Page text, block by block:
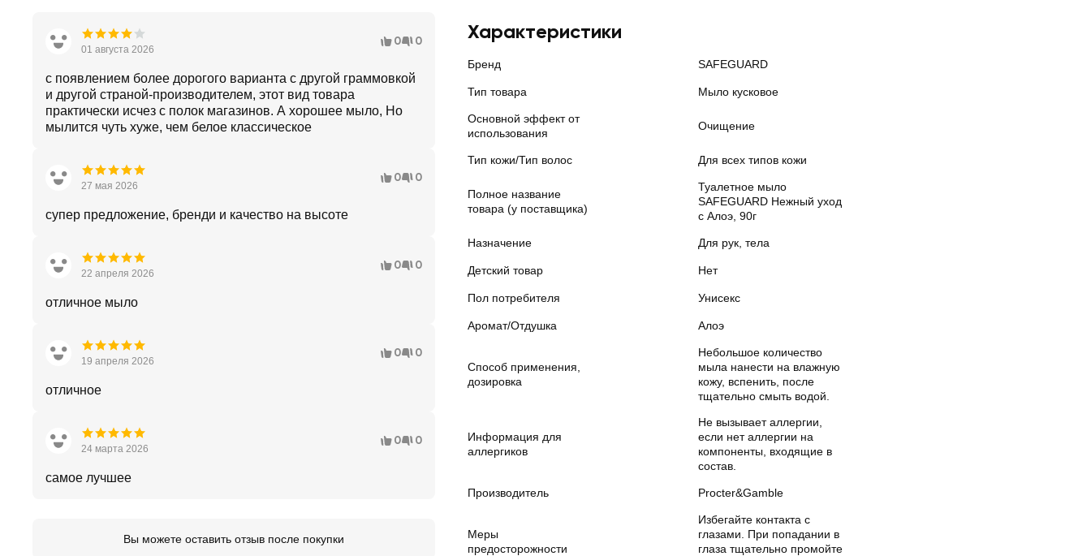
Характеристики
Бренд SAFEGUARD
Тип товара Мыло кусковое
Основной эффект от
использования
Очищение
Тип кожи/Тип волос Для всех типов кожи
Полное название
товара (у поставщика)
Туалетное мыло
SAFEGUARD Нежный уход
с Алоэ, 90г
Назначение Для рук, тела
Детский товар Нет
Пол потребителя Унисекс
Аромат/Отдушка Алоэ
Способ применения,
дозировка
Небольшое количество
мыла нанести на влажную
кожу, вспенить, после
тщательно смыть водой.
Информация для
аллергиков
Не вызывает аллергии,
если нет аллергии на
компоненты, входящие в
состав.
Производитель Procter&Gamble
Меры
предосторожности
Избегайте контакта с
глазами. При попадании в
глаза тщательно промойте
01 августа 2026
0 0
с появлением более дорогого варианта с другой граммовкой
и другой страной-производителем, этот вид товара
практически исчез с полок магазинов. А хорошее мыло, Но
мылится чуть хуже, чем белое классическое
27 мая 2026
0 0
супер предложение, бренди и качество на высоте
22 апреля 2026
0 0
отличное мыло
19 апреля 2026
0 0
отличное
24 марта 2026
0 0
самое лучшее
Вы можете оставить отзыв после покупки